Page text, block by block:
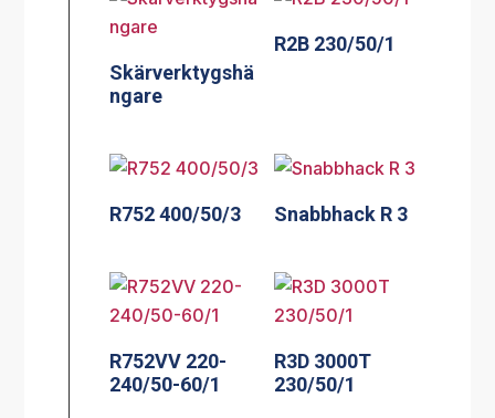
Skärverktygshä
ngare
R2B 230/50/1
R752 400/50/3 Snabbhack R 3
R752VV 220-
240/50-60/1
R3D 3000T
230/50/1